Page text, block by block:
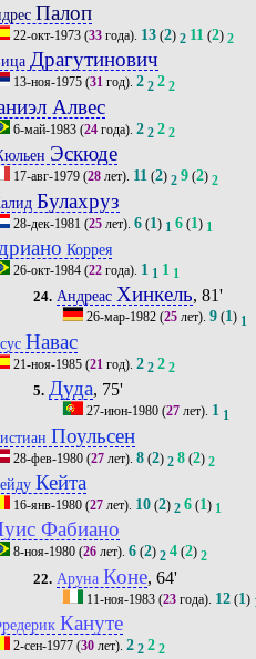
Палоп
22-окт-1973(33года). 13(2) 2 11(2) 2
Драгутинович
13-ноя-1975(31год). 2 2 2 2
Алвес
6-май-1983(24года). 2 2 2 2
Эскюде
17-авг-1979(28лет). 11(2) 2 9(2) 2
Булахруз
28-дек-1981 (25лет). 6(1) 1 6(1) 1
Коррея
26-окт-1984(22года). 1 1 1 1
24. Андреас Хинкель, 81'
26-мар-1982 (25 лет).9 (1) 1
Навас
21-ноя-1985(21 год). 2 2 2 2
5. Дуда, 75'
27-июн-1980 (27 лет). 1 1
Поульсен
28-фев-1980(27лет). 8(2) 2 8(2) 2
Кейта
16-янв-1980(27лет). 10(2) 2 6(1) 1
Фабиано
8-ноя-1980(26лет). 6(2) 2 4(2) 2
22. Аруна Коне, 64'
11-ноя-1983 (23 года). 12 (1)
Кануте
2-сен-1977(30лет). 2 2 2 2